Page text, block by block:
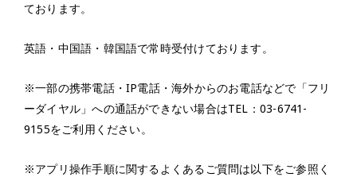
ております。
英語・中国語・韓国語で常時受付けております。
※一部の携帯電話・IP電話・海外からのお電話などで「フリ
ーダイヤル」への通話ができない場合はTEL：03-6741-
9155をご利用ください。
※アプリ操作手順に関するよくあるご質問は以下をご参照く